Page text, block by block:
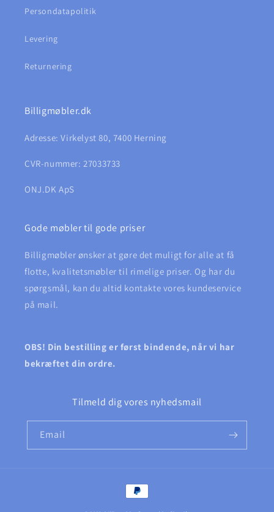
Persondatapolitik
Levering
Returnering
Billigmøbler.dk
Adresse: Virkelyst 80, 7400 Herning
CVR-nummer: 27033733
ONJ.DK ApS
Gode møbler til gode priser
Billigmøbler ønsker at gøre det muligt for alle at få
flotte, kvalitetsmøbler til rimelige priser. Og har du
spørgsmål, kan du altid kontakte vores kundeservice
på mail.
OBS! Din bestilling er først bindende, når vi har
bekræftet din ordre.
Tilmeld dig vores nyhedsmail
Email
Betalingsmetoder